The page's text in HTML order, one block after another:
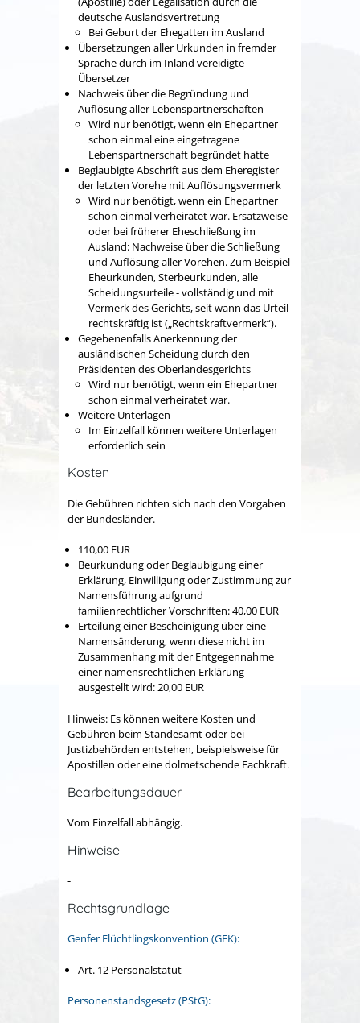
deutsche Auslandsvertretung
Bei Geburt der Ehegatten im Ausland
Übersetzungen aller Urkunden in fremder
Sprache durch im Inland vereidigte
Übersetzer
Nachweis über die Begründung und
Auflösung aller Lebenspartnerschaften
Wird nur benötigt, wenn ein Ehepartner
schon einmal eine eingetragene
Lebenspartnerschaft begründet hatte
Beglaubigte Abschrift aus dem Eheregister
der letzten Vorehe mit Auflösungsvermerk
Wird nur benötigt, wenn ein Ehepartner
schon einmal verheiratet war. Ersatzweise
oder bei früherer Eheschließung im
Ausland: Nachweise über die Schließung
und Auflösung aller Vorehen. Zum Beispiel
Eheurkunden, Sterbeurkunden, alle
Scheidungsurteile - vollständig und mit
Vermerk des Gerichts, seit wann das Urteil
rechtskräftig ist („Rechtskraftvermerk“).
Gegebenenfalls Anerkennung der
ausländischen Scheidung durch den
Präsidenten des Oberlandesgerichts
Wird nur benötigt, wenn ein Ehepartner
schon einmal verheiratet war.
Weitere Unterlagen
Im Einzelfall können weitere Unterlagen
erforderlich sein
Kosten
Die Gebühren richten sich nach den Vorgaben
der Bundesländer.
110,00 EUR
Beurkundung oder Beglaubigung einer
Erklärung, Einwilligung oder Zustimmung zur
Namensführung aufgrund
familienrechtlicher Vorschriften: 40,00 EUR
Erteilung einer Bescheinigung über eine
Namensänderung, wenn diese nicht im
Zusammenhang mit der Entgegennahme
einer namensrechtlichen Erklärung
ausgestellt wird: 20,00 EUR
Hinweis: Es können weitere Kosten und
Gebühren beim Standesamt oder bei
Justizbehörden entstehen, beispielsweise für
Apostillen oder eine dolmetschende Fachkraft.
Bearbeitungsdauer
Vom Einzelfall abhängig.
Hinweise
-
Rechtsgrundlage
Genfer Flüchtlingskonvention (GFK):
Art. 12 Personalstatut
Personenstandsgesetz (PStG):